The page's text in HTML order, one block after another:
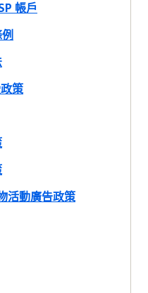
帳戶
策
活動廣告政策